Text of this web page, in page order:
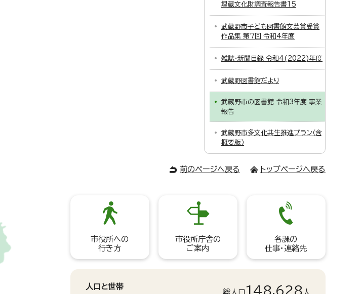
埋蔵文化財調査報告書15
武蔵野市子ども図書館文芸賞受賞
作品集 第7回 令和4年度
雑誌・新聞目録 令和4(2022)年度
武蔵野図書館だより
武蔵野市の図書館 令和3年度 事業
報告
武蔵野市多文化共生推進プラン（含
概要版）
前のページへ戻る トップページへ戻る
市役所への
行き方
市役所庁舎の
ご案内
各課の
仕事・連絡先
人口と世帯
総人口 148,628 人